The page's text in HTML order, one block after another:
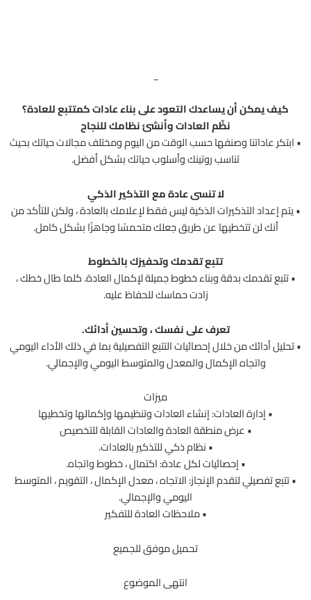
_
كيف يمكن أن يساعدك التعود على بناء عادات كمتتبع للعادة؟
نظّم العادات وأنشئ نظامك للنجاح
• ابتكر عاداتنا وصنفها حسب الوقت من اليوم ومختلف مجالات حياتك بحيث
تناسب روتينك وأسلوب حياتك بشكل أفضل.
لا تنسى عادة مع التذكير الذكي
• يتم إعداد التذكيرات الذكية ليس فقط لإعلامك بالعادة ، ولكن للتأكد من
أنك لن تتخطيها عن طريق جعلك متحمسًا وجاهزًا بشكل كامل.
تتبع تقدمك وتحفيزك بالخطوط
• تتبع تقدمك بدقة وبناء خطوط جميلة لإكمال العادة. كلما طال خطك ،
زادت حماسك للحفاظ عليه.
تعرف على نفسك ، وتحسين أدائك.
• تحليل أدائك من خلال إحصائيات التتبع التفصيلية بما في ذلك الأداء اليومي
واتجاه الإكمال والمعدل والمتوسط اليومي والإجمالي.
ميزات
• إدارة العادات: إنشاء العادات وتنظيمها وإكمالها وتخطيها
• عرض منطقة العادة والعادات القابلة للتخصيص
• نظام ذكي للتذكير بالعادات.
• إحصائيات لكل عادة: اكتمال ، خطوط واتجاه.
• تتبع تفصيلي لتقدم الإنجاز: الاتجاه ، معدل الإكمال ، التقويم ، المتوسط
اليومي والإجمالي.
• ملاحظات العادة للتفكير
تحميل موفق للجميع
انتهى الموضوع